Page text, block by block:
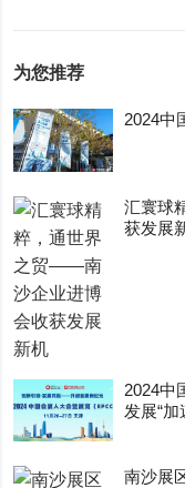
为您推荐
2024中
汇寰球
获发展
2024中
发展“加
南沙展